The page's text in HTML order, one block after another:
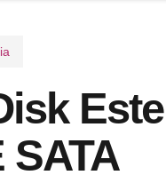
SATA